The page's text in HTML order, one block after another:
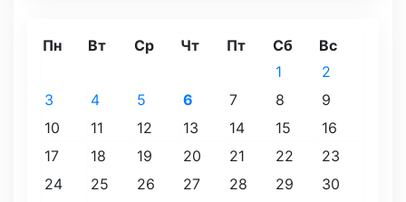
Пн Вт Ср Чт Пт Сб Вс
1
2
3
4 5 6 7 8
9
10
11 12 13 14 15
16
17
18 19 20 21 22
23
24
25 26 27 28 29
30